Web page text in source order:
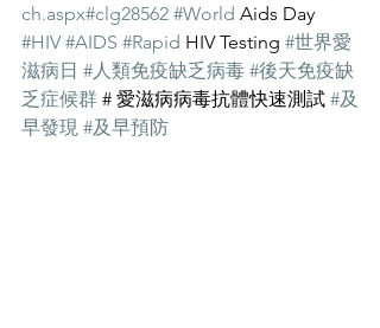
ch.aspx#clg28562 #World Aids Day
#HIV #AIDS #Rapid HIV Testing #世界愛
滋病日 #人類免疫缺乏病毒 #後天免疫缺
乏症候群 # 愛滋病病毒抗體快速測試 #及
早發現 #及早預防